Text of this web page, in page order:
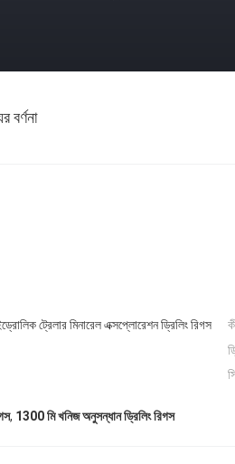
বর্ণনা
ট্রেলার মিনারেল এক্সপ্লোরেশন ড্রিলিং রিগস
, 1300 মি খনিজ অনুসন্ধান ড্রিলিং রিগস